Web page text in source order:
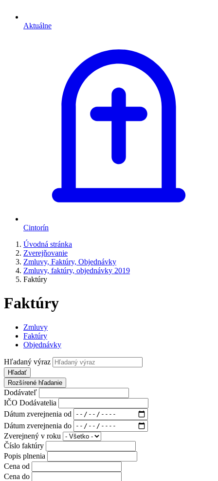
Aktuálne
Cintorín
Úvodná stránka
Zverejňovanie
Zmluvy, Faktúry, Objednávky
Zmluvy, faktúry, objednávky 2019
Faktúry
Faktúry
Zmluvy
Faktúry
Objednávky
Hľadaný výraz
Hľadať
Rozšírené hľadanie
Dodávateľ
IČO Dodávatelia
Dátum zverejnenia od
Dátum zverejnenia do
Zverejnený v roku
Číslo faktúry
Popis plnenia
Cena od
Cena do